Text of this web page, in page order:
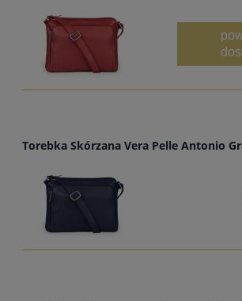
Torebka Skórzana Vera Pelle Antonio